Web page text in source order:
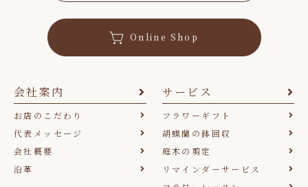
Online Shop
会社案内
お店のこだわり
代表メッセージ
会社概要
沿革
サービス
フラワーギフト
胡蝶蘭の鉢回収
庭木の剪定
リマインダーサービス